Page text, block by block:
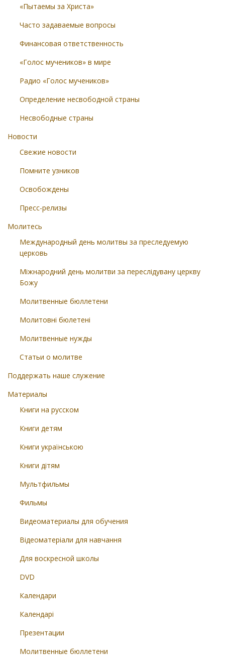
«Пытаемы за Христа»
Часто задаваемые вопросы
Финансовая ответственность
«Голос мучеников» в мире
Радио «Голос мучеников»
Определение несвободной страны
Несвободные страны
Новости
Свежие новости
Помните узников
Освобождены
Пресс-релизы
Молитесь
Международный день молитвы за преследуемую
церковь
Міжнародний день молитви за переслідувану церкву
Божу
Молитвенные бюллетени
Молитовні бюлетені
Молитвенные нужды
Статьи о молитве
Поддержать наше служение
Материалы
Книги на русском
Книги детям
Книги українською
Книги дітям
Мультфильмы
Фильмы
Видеоматериалы для обучения
Відеоматеріали для навчання
Для воскресной школы
DVD
Календари
Календарі
Презентации
Молитвенные бюллетени